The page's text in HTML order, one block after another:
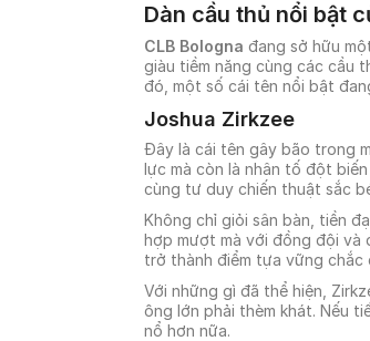
Dàn cầu thủ nổi bật
CLB Bologna đang sở hữu
giàu tiềm năng cùng các cầu
đó, một số cái tên nổi bật
Joshua Zirkzee
Đây là cái tên gây bão trong
lực mà còn là nhân tố đột
cùng tư duy chiến thuật sắc
Không chỉ giỏi sân bàn, tiền
hợp mượt mà với đồng đội và
trở thành điểm tựa vững chắc
Với những gì đã thể hiện,
ông lớn phải thèm khát. Nếu
nổ hơn nữa.